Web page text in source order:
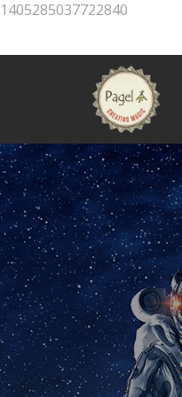
1405285037722840